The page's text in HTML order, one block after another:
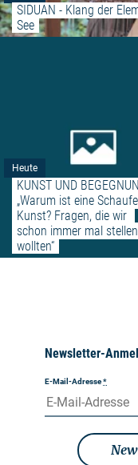
SIDUAN - Klang der
See
Heute
KUNST UND
„Warum ist eine
Kunst? Fragen, die wir
schon immer mal stellen
wollten“
Newsletter-
E-Mail-Adresse*